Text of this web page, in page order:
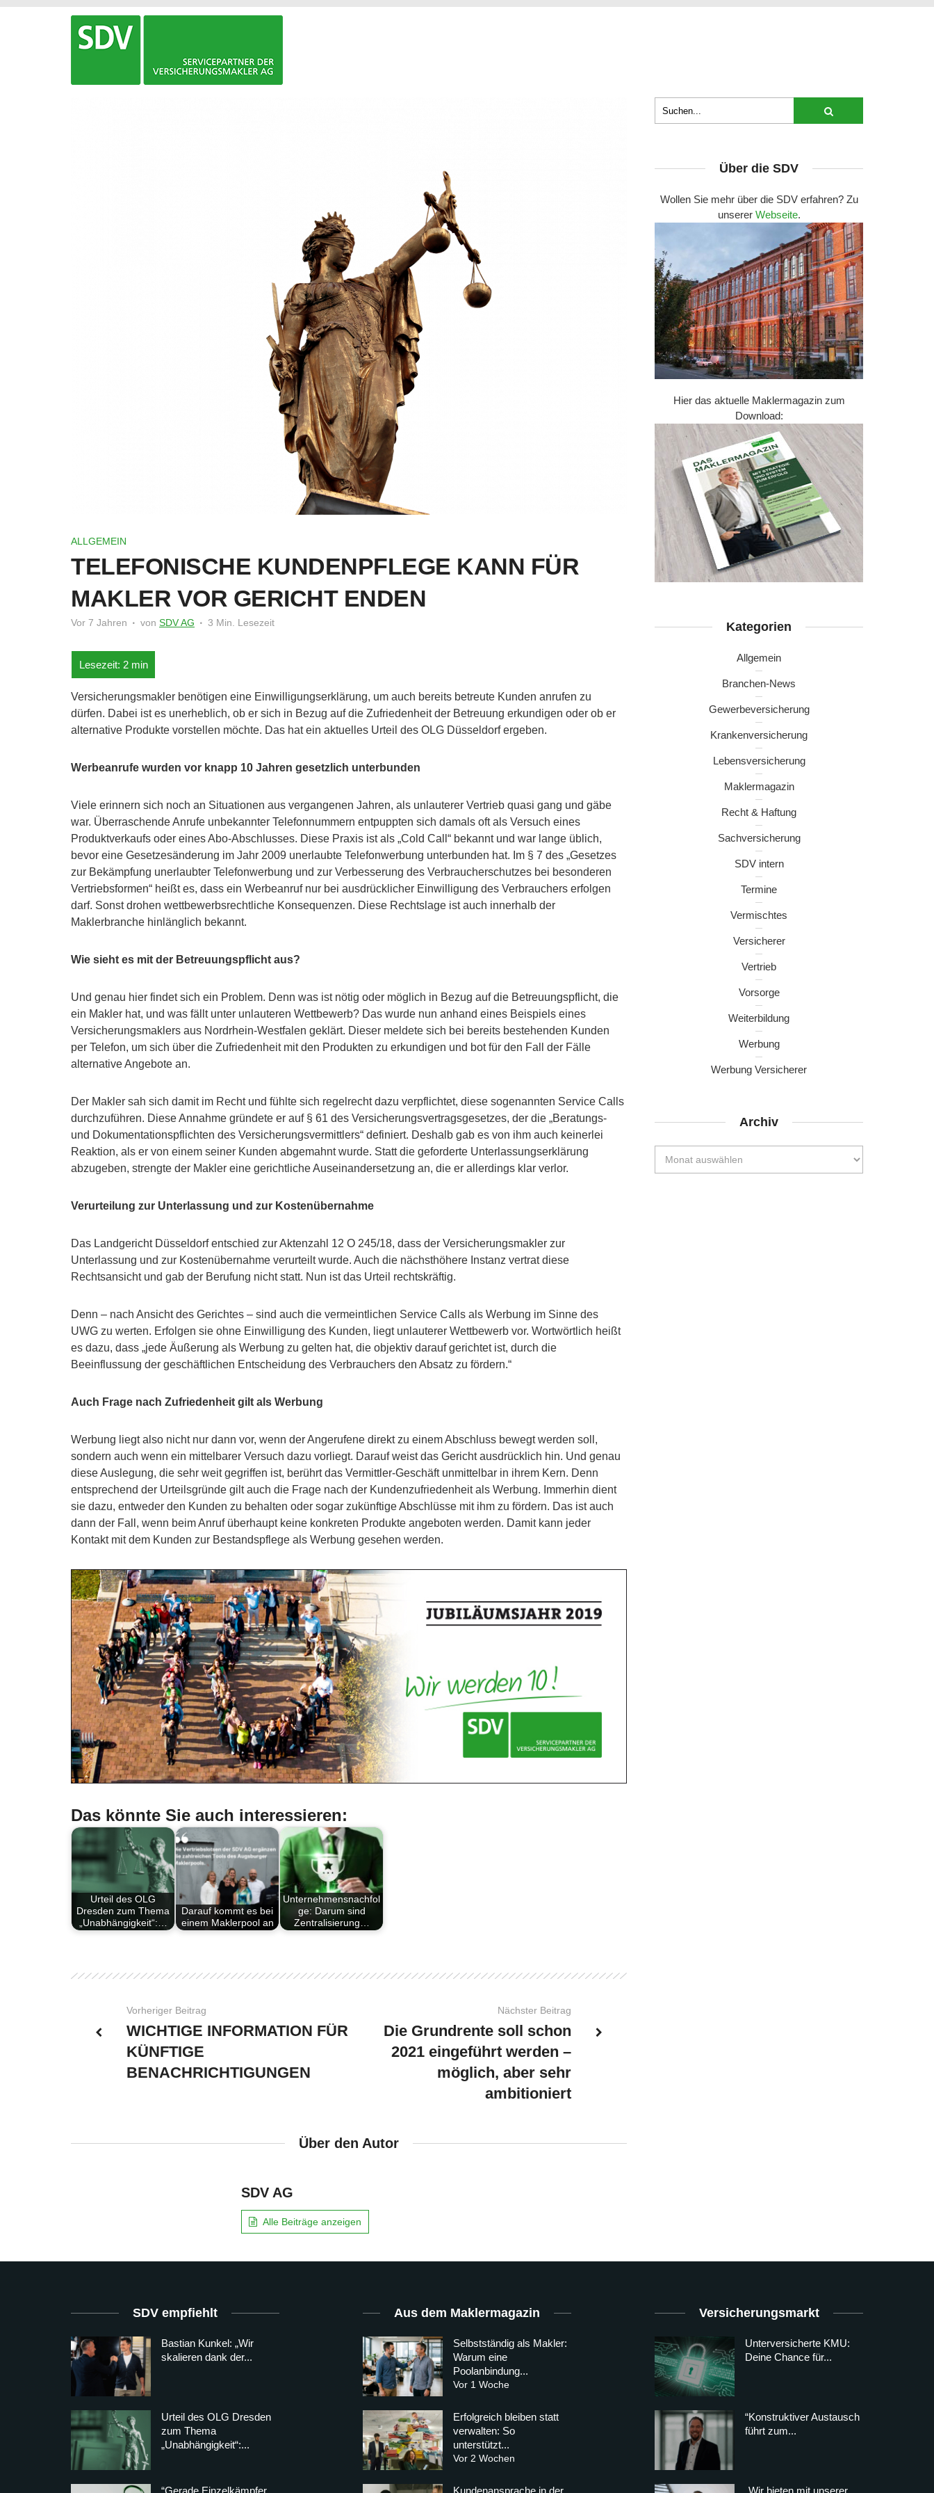
ALLGEMEIN
TELEFONISCHE KUNDENPFLEGE KANN FÜR
MAKLER VOR GERICHT ENDEN
Vor 7 Jahren von SDV AG 3 Min. Lesezeit
Versicherungsmakler benötigen eine Einwilligungserklärung, um auch bereits betreute Kunden anrufen zu
dürfen. Dabei ist es unerheblich, ob er sich in Bezug auf die Zufriedenheit der Betreuung erkundigen oder ob er
alternative Produkte vorstellen möchte. Das hat ein aktuelles Urteil des OLG Düsseldorf ergeben.
Werbeanrufe wurden vor knapp 10 Jahren gesetzlich unterbunden
Viele erinnern sich noch an Situationen aus vergangenen Jahren, als unlauterer Vertrieb quasi gang und gäbe
war. Überraschende Anrufe unbekannter Telefonnummern entpuppten sich damals oft als Versuch eines
Produktverkaufs oder eines Abo-Abschlusses. Diese Praxis ist als „Cold Call“ bekannt und war lange üblich,
bevor eine Gesetzesänderung im Jahr 2009 unerlaubte Telefonwerbung unterbunden hat. Im § 7 des „Gesetzes
zur Bekämpfung unerlaubter Telefonwerbung und zur Verbesserung des Verbraucherschutzes bei besonderen
Vertriebsformen“ heißt es, dass ein Werbeanruf nur bei ausdrücklicher Einwilligung des Verbrauchers erfolgen
darf. Sonst drohen wettbewerbsrechtliche Konsequenzen. Diese Rechtslage ist auch innerhalb der
Maklerbranche hinlänglich bekannt.
Wie sieht es mit der Betreuungspflicht aus?
Und genau hier findet sich ein Problem. Denn was ist nötig oder möglich in Bezug auf die Betreuungspflicht, die
ein Makler hat, und was fällt unter unlauteren Wettbewerb? Das wurde nun anhand eines Beispiels eines
Versicherungsmaklers aus Nordrhein-Westfalen geklärt. Dieser meldete sich bei bereits bestehenden Kunden
per Telefon, um sich über die Zufriedenheit mit den Produkten zu erkundigen und bot für den Fall der Fälle
alternative Angebote an.
Der Makler sah sich damit im Recht und fühlte sich regelrecht dazu verpflichtet, diese sogenannten Service Calls
durchzuführen. Diese Annahme gründete er auf § 61 des Versicherungsvertragsgesetzes, der die „Beratungs-
und Dokumentationspflichten des Versicherungsvermittlers“ definiert. Deshalb gab es von ihm auch keinerlei
Reaktion, als er von einem seiner Kunden abgemahnt wurde. Statt die geforderte Unterlassungserklärung
abzugeben, strengte der Makler eine gerichtliche Auseinandersetzung an, die er allerdings klar verlor.
Verurteilung zur Unterlassung und zur Kostenübernahme
Das Landgericht Düsseldorf entschied zur Aktenzahl 12 O 245/18, dass der Versicherungsmakler zur
Unterlassung und zur Kostenübernahme verurteilt wurde. Auch die nächsthöhere Instanz vertrat diese
Rechtsansicht und gab der Berufung nicht statt. Nun ist das Urteil rechtskräftig.
Denn – nach Ansicht des Gerichtes – sind auch die vermeintlichen Service Calls als Werbung im Sinne des
UWG zu werten. Erfolgen sie ohne Einwilligung des Kunden, liegt unlauterer Wettbewerb vor. Wortwörtlich heißt
es dazu, dass „jede Äußerung als Werbung zu gelten hat, die objektiv darauf gerichtet ist, durch die
Beeinflussung der geschäftlichen Entscheidung des Verbrauchers den Absatz zu fördern.“
Auch Frage nach Zufriedenheit gilt als Werbung
Werbung liegt also nicht nur dann vor, wenn der Angerufene direkt zu einem Abschluss bewegt werden soll,
sondern auch wenn ein mittelbarer Versuch dazu vorliegt. Darauf weist das Gericht ausdrücklich hin. Und genau
diese Auslegung, die sehr weit gegriffen ist, berührt das Vermittler-Geschäft unmittelbar in ihrem Kern. Denn
entsprechend der Urteilsgründe gilt auch die Frage nach der Kundenzufriedenheit als Werbung. Immerhin dient
sie dazu, entweder den Kunden zu behalten oder sogar zukünftige Abschlüsse mit ihm zu fördern. Das ist auch
dann der Fall, wenn beim Anruf überhaupt keine konkreten Produkte angeboten werden. Damit kann jeder
Kontakt mit dem Kunden zur Bestandspflege als Werbung gesehen werden.
Das könnte Sie auch interessieren:
Urteil des OLG
Dresden zum Thema
„Unabhängigkeit“:…
Darauf kommt es bei
einem Maklerpool an
Unternehmensnachfol
ge: Darum sind
Zentralisierung…
Vorheriger Beitrag
WICHTIGE INFORMATION FÜR
KÜNFTIGE
BENACHRICHTIGUNGEN
Nächster Beitrag
Die Grundrente soll schon
2021 eingeführt werden –
möglich, aber sehr
ambitioniert
Über den Autor
SDV AG
Alle Beiträge anzeigen
Über die SDV
Wollen Sie mehr über die SDV erfahren? Zu
unserer Webseite.
Hier das aktuelle Maklermagazin zum
Download:
Kategorien
Allgemein
Branchen-News
Gewerbeversicherung
Krankenversicherung
Lebensversicherung
Maklermagazin
Recht & Haftung
Sachversicherung
SDV intern
Termine
Vermischtes
Versicherer
Vertrieb
Vorsorge
Weiterbildung
Werbung
Werbung Versicherer
Archiv
SDV empfiehlt
Bastian Kunkel: „Wir
skalieren dank der...
Urteil des OLG Dresden
zum Thema
„Unabhängigkeit“:...
Aus dem Maklermagazin
Selbstständig als Makler:
Warum eine
Poolanbindung...
Vor 1 Woche
Erfolgreich bleiben statt
verwalten: So
unterstützt...
Vor 2 Wochen
Versicherungsmarkt
Unterversicherte KMU:
Deine Chance für...
“Konstruktiver Austausch
führt zum...